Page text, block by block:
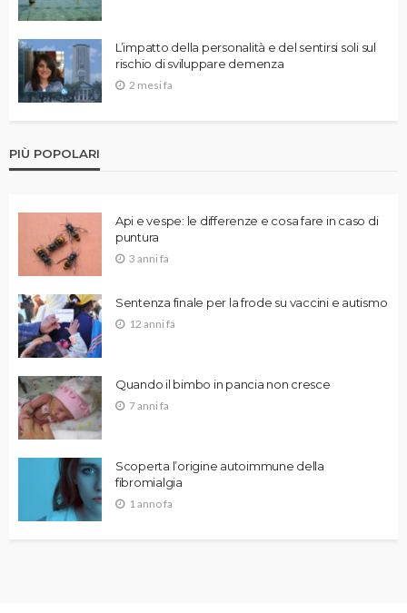
L’impatto della personalità e del sentirsi soli sul
rischio di sviluppare demenza
2 mesi fa
PIÙ POPOLARI
Api e vespe: le differenze e cosa fare in caso di
puntura
3 anni fa
Sentenza finale per la frode su vaccini e autismo
12 anni fa
Quando il bimbo in pancia non cresce
7 anni fa
Scoperta l’origine autoimmune della
fibromialgia
1 anno fa